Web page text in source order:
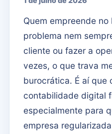
Quem empreende no
problema nem
cliente ou fazer a
vezes, o que trava
burocrática. É aí que
contabilidade digital
especialmente para
empresa